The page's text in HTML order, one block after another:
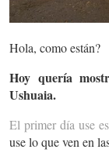
Hola, como están?
Hoy quería
Ushuaia.
El primer día use
use lo que ven en